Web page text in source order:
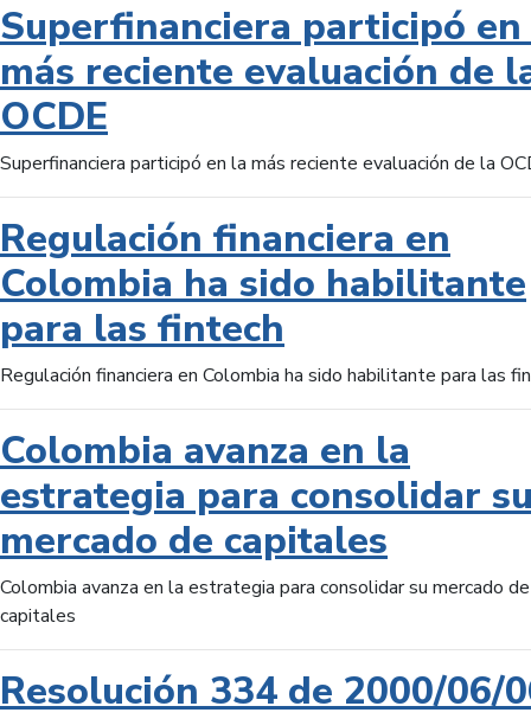
Superfinanciera participó
más reciente evaluación de
OCDE
Superfinanciera participó en la más reciente evaluación de la
Regulación financiera en
Colombia ha sido habilitante
para las fintech
Regulación financiera en Colombia ha sido habilitante para las
Colombia avanza en la
estrategia para consolidar
mercado de capitales
Colombia avanza en la estrategia para consolidar su mercado de
capitales
Resolución 334 de 2000/06/